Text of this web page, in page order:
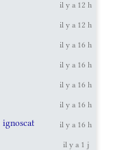
il y a 12 h
il y a 12 h
il y a 16 h
il y a 16 h
il y a 16 h
il y a 16 h
il y a 16 h
il y a 1 j